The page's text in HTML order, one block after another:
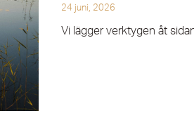
24 juni, 2026
Vi lägger verktygen åt